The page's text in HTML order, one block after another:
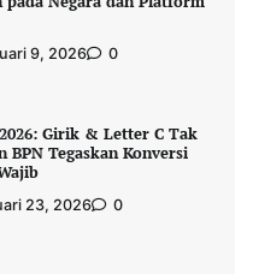
9, 2026 0
Girik & Letter C Tak
BPN Tegaskan Konversi
23, 2026 0